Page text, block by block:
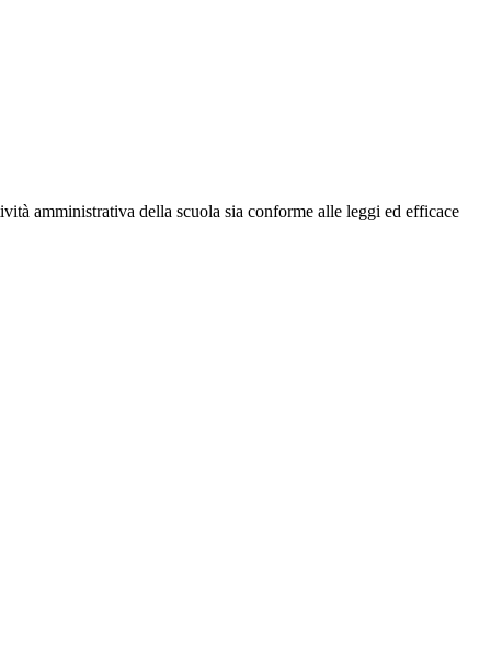
amministrativa della scuola sia conforme alle leggi ed efficace